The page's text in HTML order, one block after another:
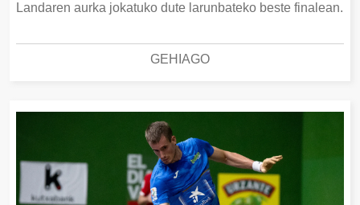
Landaren aurka jokatuko dute larunbateko beste finalean.
GEHIAGO